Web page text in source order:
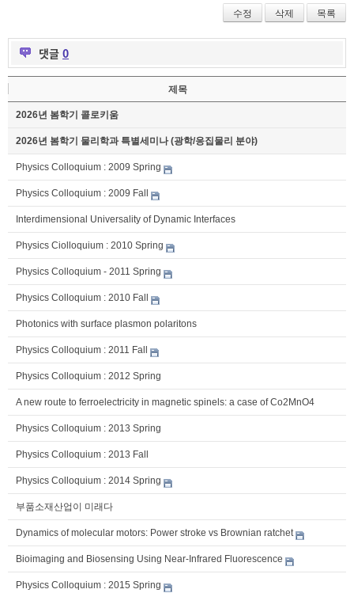
수정 삭제 목록
댓글 0
제목
2026년 봄학기 콜로키움
2026년 봄학기 물리학과 특별세미나 (광학/응집물리 분야)
Physics Colloquium : 2009 Spring
Physics Colloquium : 2009 Fall
Interdimensional Universality of Dynamic Interfaces
Physics Ciolloquium : 2010 Spring
Physics Colloquium - 2011 Spring
Physics Colloquium : 2010 Fall
Photonics with surface plasmon polaritons
Physics Colloquium : 2011 Fall
Physics Colloquium : 2012 Spring
A new route to ferroelectricity in magnetic spinels: a case of Co2MnO4
Physics Colloquium : 2013 Spring
Physics Colloquium : 2013 Fall
Physics Colloquium : 2014 Spring
부품소재산업이 미래다
Dynamics of molecular motors: Power stroke vs Brownian ratchet
Bioimaging and Biosensing Using Near-Infrared Fluorescence
Physics Colloquium : 2015 Spring